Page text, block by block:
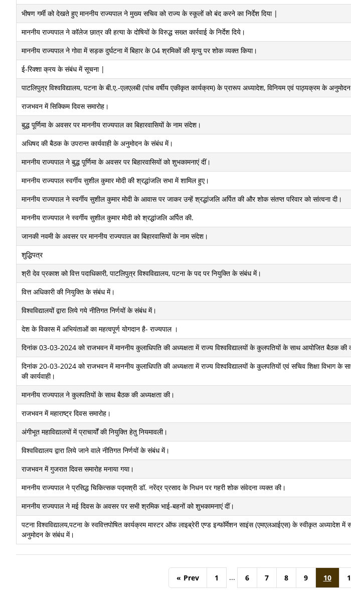
भीषण गर्मी को देखते हुए माननीय राज्यपाल ने मुख्य सचिव को राज्य के स्कूलों को बंद करने का निर्देश दिया |
माननीय राज्यपाल ने कॉलेज छात्र की हत्या के दोषियों के विरुद्ध सख्त कार्रवाई के निर्देश दिये।
माननीय राज्यपाल ने गोवा में सड़क दुर्घटना में बिहार के 04 श्रमिकों की मृत्यु पर शोक व्यक्त किया।
ई-रिक्शा क्रय के संबंध में सूचना |
पाटलिपुत्र विश्वविद्यालय, पटना के बी.ए.-एलएलबी (पांच वर्षीय एकीकृत कार्यक्रम) के प्रारूप अध्यादेश, विनियम एवं पाठ्यक्रम के
राजभवन में सिक्किम दिवस समारोह।
बुद्ध पूर्णिमा के अवसर पर माननीय राज्यपाल का बिहारवासियों के नाम संदेश।
अधिषद की बैठक के उपरान्त कार्यवाही के अनुमोदन के संबंध में।
माननीय राज्यपाल ने बुद्ध पूर्णिमा के अवसर पर बिहारवासियों को शुभकामनाएं दीं।
माननीय राज्यपाल स्वर्गीय सुशील कुमार मोदी की श्रद्धांजलि सभा में शामिल हुए।
माननीय राज्यपाल ने स्वर्गीय सुशील कुमार मोदी के आवास पर जाकर उन्हें श्रद्धांजलि अर्पित की और शोक संतप्त परिवार को सांत्वना दी।
माननीय राज्यपाल ने स्वर्गीय सुशील कुमार मोदी को श्रद्धांजलि अर्पित की.
जानकी नवमी के अवसर पर माननीय राज्यपाल का बिहारवासियों के नाम संदेश।
शुद्धिपत्र
श्री देव प्रकाश को वित्त पदाधिकारी, पाटलिपुत्र विश्वविद्यालय, पटना के पद पर नियुक्ति के संबंध में।
वित्त अधिकारी की नियुक्ति के संबंध में।
विश्वविद्यालयों द्वारा लिये गये नीतिगत निर्णयों के संबंध में।
देश के विकास में अभियंताओं का महत्वपूर्ण योगदान है- राज्यपाल ।
दिनांक 03-03-2024 को राजभवन में माननीय कुलाधिपति की अध्यक्षता में राज्य विश्वविद्यालयों के कुलपतियों के साथ आयोजित बैठक की
दिनांक 20-03-2024 को राजभवन में माननीय कुलाधिपति की अध्यक्षता में राज्य विश्वविद्यालयों के कुलपतियों एवं सचिव शिक्षा विभाग के
की कार्यवाही।
माननीय राज्यपाल ने कुलपतियों के साथ बैठक की अध्यक्षता की।
राजभवन में महाराष्ट्र दिवस समारोह।
अंगीभूत महाविद्यालयों में प्राचार्यों की नियुक्ति हेतु नियमावली।
विश्वविद्यालय द्वारा लिये जाने वाले नीतिगत निर्णयों के संबंध में।
राजभवन में गुजरात दिवस समारोह मनाया गया।
माननीय राज्यपाल ने प्रसिद्ध चिकित्सक पद्मश्री डॉ. नरेंद्र प्रसाद के निधन पर गहरी शोक संवेदना व्यक्त की।
माननीय राज्यपाल ने मई दिवस के अवसर पर सभी श्रमिक भाई-बहनों को शुभकामनाएं दीं।
पटना विश्वविद्यालय,पटना के स्ववित्तपोषित कार्यक्रम मास्टर ऑफ लाइब्रेरी एण्ड इन्फॉर्मेशन साइंस (एमएलआईएस) के स्वीकृत अध्यादेश
अनुमोदन के संबंध में।
« Prev 1 ... 6 7 8 9 10